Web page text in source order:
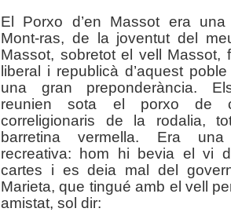
El Porxo d’en Massot era una
Mont-ras, de la joventut del
Massot, sobretot el vell Massot,
liberal i republicà d’aquest
una gran preponderància.
reunien sota el porxo de
correligionaris de la rodalia,
barretina vermella. Era
recreativa: hom hi bevia el vi
cartes i es deia mal del
Marieta, que tingué amb el vell
amistat, sol dir: